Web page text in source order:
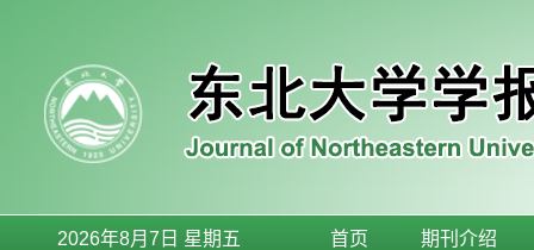
2026年8月7日 星期五 首页 期刊介绍